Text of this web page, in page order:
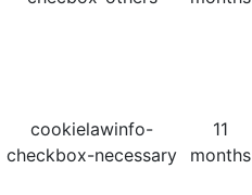
cookielawinfo-
checkbox-necessary
11
months